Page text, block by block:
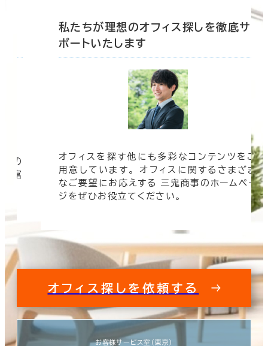
の
豊富
私たちが理想のオフィス探しを徹底サ
ポートいたします
オフィスを探す他にも多彩なコンテンツをご
用意しています。 オフィスに関するさまざま
なご要望にお応えする 三鬼商事のホームペー
ジをぜひお役立てください。
オフィス探しを依頼する
お客様サービス室（東京）